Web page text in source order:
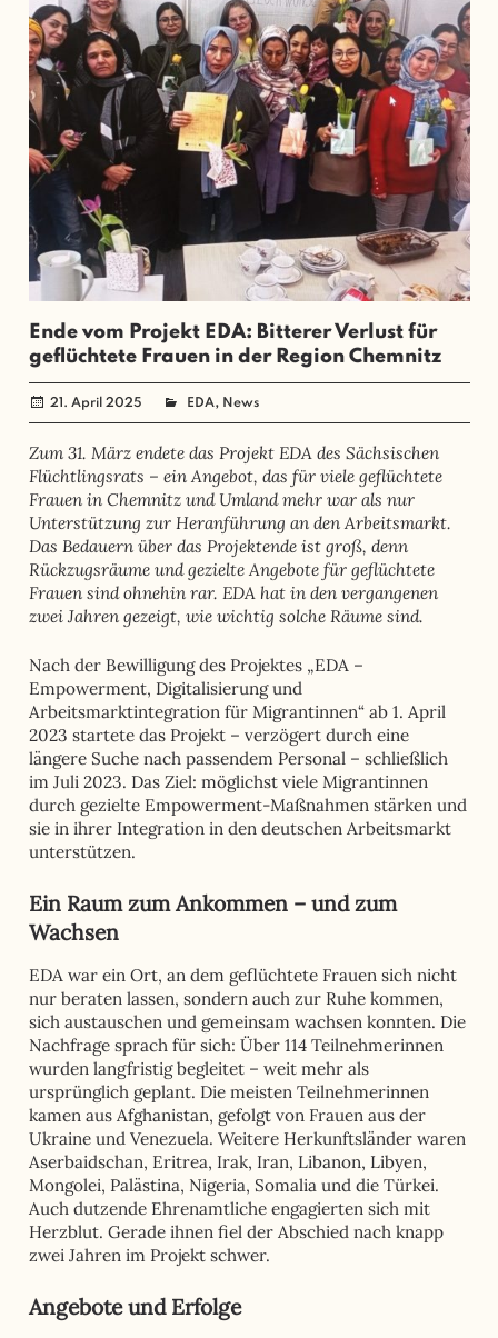
Ende vom Projekt EDA: Bitterer Verlust für
geflüchtete Frauen in der Region Chemnitz
21. April 2025 administrator
EDA, News
Zum 31. März endete das Projekt EDA des Sächsischen
Flüchtlingsrats – ein Angebot, das für viele geflüchtete
Frauen in Chemnitz und Umland mehr war als nur
Unterstützung zur Heranführung an den Arbeitsmarkt.
Das Bedauern über das Projektende ist groß, denn
Rückzugsräume und gezielte Angebote für geflüchtete
Frauen sind ohnehin rar. EDA hat in den vergangenen
zwei Jahren gezeigt, wie wichtig solche Räume sind.
Nach der Bewilligung des Projektes „EDA –
Empowerment, Digitalisierung und
Arbeitsmarktintegration für Migrantinnen“ ab 1. April
2023 startete das Projekt – verzögert durch eine
längere Suche nach passendem Personal – schließlich
im Juli 2023. Das Ziel: möglichst viele Migrantinnen
durch gezielte Empowerment-Maßnahmen stärken und
sie in ihrer Integration in den deutschen Arbeitsmarkt
unterstützen.
Ein Raum zum Ankommen – und zum
Wachsen
EDA war ein Ort, an dem geflüchtete Frauen sich nicht
nur beraten lassen, sondern auch zur Ruhe kommen,
sich austauschen und gemeinsam wachsen konnten. Die
Nachfrage sprach für sich: Über 114 Teilnehmerinnen
wurden langfristig begleitet – weit mehr als
ursprünglich geplant. Die meisten Teilnehmerinnen
kamen aus Afghanistan, gefolgt von Frauen aus der
Ukraine und Venezuela. Weitere Herkunftsländer waren
Aserbaidschan, Eritrea, Irak, Iran, Libanon, Libyen,
Mongolei, Palästina, Nigeria, Somalia und die Türkei.
Auch dutzende Ehrenamtliche engagierten sich mit
Herzblut. Gerade ihnen fiel der Abschied nach knapp
zwei Jahren im Projekt schwer.
Angebote und Erfolge